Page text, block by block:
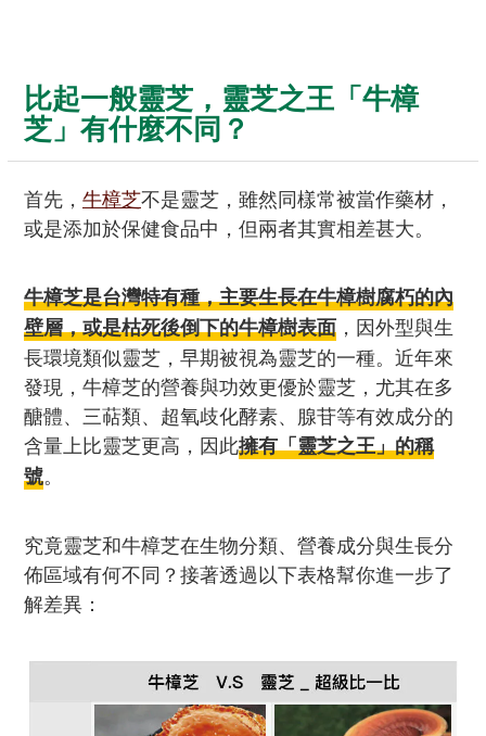
比起一般靈芝，靈芝之王「牛樟
芝」有什麼不同？
首先， 牛樟芝不是靈芝，雖然同樣常被當作藥材，
或是添加於保健食品中，但兩者其實相差甚大。
牛樟芝是台灣特有種，主要生長在牛樟樹腐朽的內
壁層，或是枯死後倒下的牛樟樹表面 ，因外型與生
長環境類似靈芝，早期被視為靈芝的一種。近年來
發現，牛樟芝的營養與功效更優於靈芝，尤其在多
醣體、三萜類、超氧歧化酵素、腺苷等有效成分的
含量上比靈芝更高，因此擁有「靈芝之王」的稱
號。
究竟靈芝和牛樟芝在生物分類、營養成分與生長分
佈區域有何不同？接著透過以下表格幫你進一步了
解差異：